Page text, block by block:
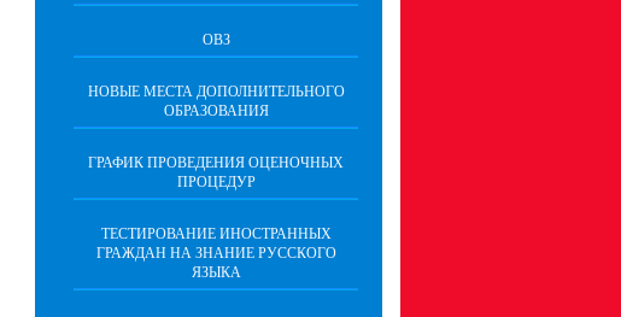
ОВЗ
НОВЫЕ МЕСТА ДОПОЛНИТЕЛЬНОГО
ОБРАЗОВАНИЯ
ГРАФИК ПРОВЕДЕНИЯ ОЦЕНОЧНЫХ
ПРОЦЕДУР
ТЕСТИРОВАНИЕ ИНОСТРАННЫХ
ГРАЖДАН НА ЗНАНИЕ РУССКОГО
ЯЗЫКА